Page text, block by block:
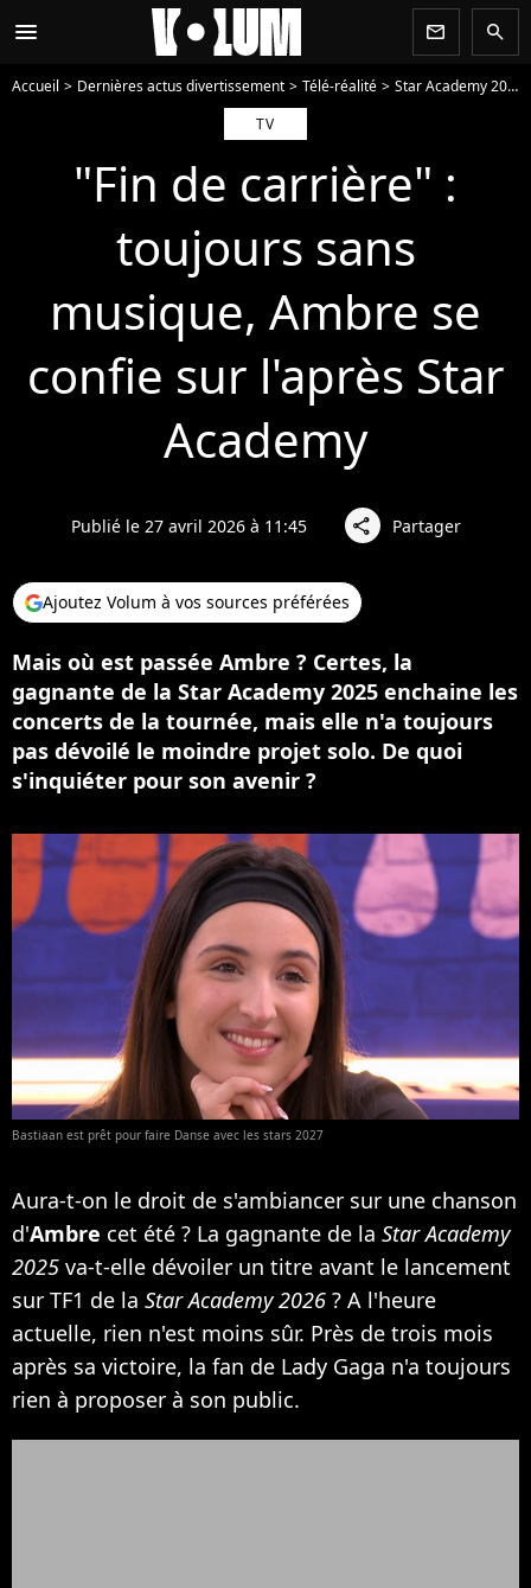
menu newsletter search
Accueil Dernières actus divertissement Télé-réalité
Star Academy 2025
TV
"Fin de carrière" :
toujours sans
musique, Ambre se
confie sur l'après Star
Academy
Publié le 27 avril 2026 à 11:45 share Partager
Ajoutez Volum à vos sources préférées
Mais où est passée Ambre ? Certes, la
gagnante de la Star Academy 2025 enchaine les
concerts de la tournée, mais elle n'a toujours
pas dévoilé le moindre projet solo. De quoi
s'inquiéter pour son avenir ?
Bastiaan est prêt pour faire Danse avec les stars 2027
Aura-t-on le droit de s'ambiancer sur une chanson
d'Ambre cet été ? La gagnante de la Star Academy
2025 va-t-elle dévoiler un titre avant le lancement
sur TF1 de la Star Academy 2026 ? A l'heure
actuelle, rien n'est moins sûr. Près de trois mois
après sa victoire, la fan de Lady Gaga n'a toujours
rien à proposer à son public.